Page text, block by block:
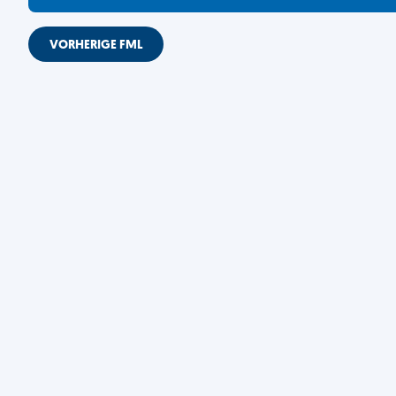
VORHERIGE FML